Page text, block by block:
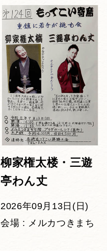
柳家権太楼・三遊
亭わん丈
2026年09月13日(日)
会場 : メルカつきまち